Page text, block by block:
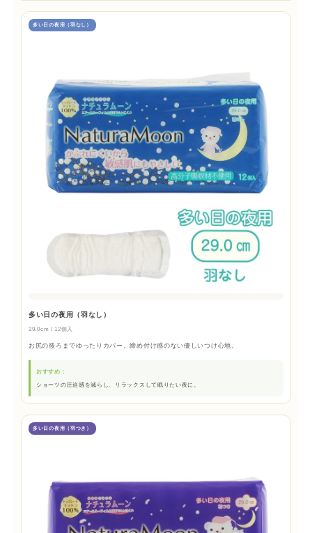
多い日の夜用（羽なし）
多い日の夜用（羽なし）
29.0cm / 12個入
お尻の後ろまでゆったりカバー。締め付け感のない優しいつけ心地。
おすすめ：
ショーツの圧迫感を減らし、リラックスして眠りたい夜に。
多い日の夜用（羽つき）